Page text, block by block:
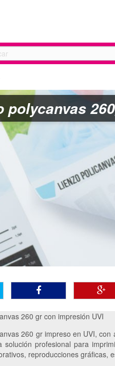
polycanvas
260 gr con impresión UVI
260 gr impreso en UVI,
solución profesional para
reproducciones gráficas,